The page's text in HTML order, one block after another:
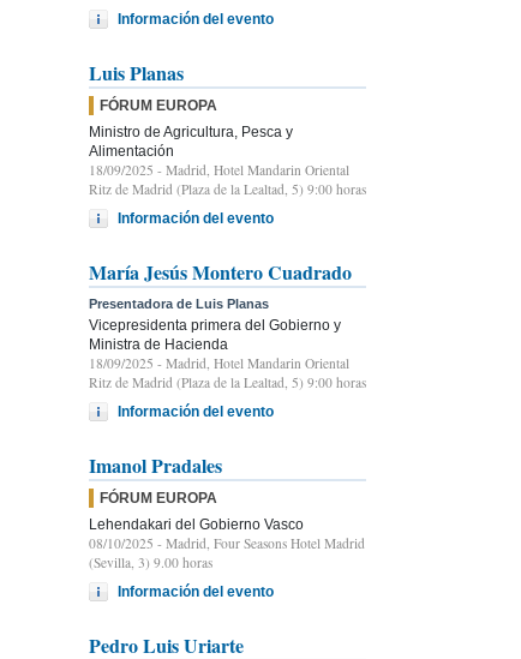
Información del evento
Luis Planas
FÓRUM EUROPA
Ministro de Agricultura, Pesca y
Alimentación
18/09/2025 - Madrid, Hotel Mandarin Oriental
Ritz de Madrid (Plaza de la Lealtad, 5) 9:00 horas
Información del evento
María Jesús Montero Cuadrado
Presentadora de Luis Planas
Vicepresidenta primera del Gobierno y
Ministra de Hacienda
18/09/2025 - Madrid, Hotel Mandarin Oriental
Ritz de Madrid (Plaza de la Lealtad, 5) 9:00 horas
Información del evento
Imanol Pradales
FÓRUM EUROPA
Lehendakari del Gobierno Vasco
08/10/2025 - Madrid, Four Seasons Hotel Madrid
(Sevilla, 3) 9.00 horas
Información del evento
Pedro Luis Uriarte